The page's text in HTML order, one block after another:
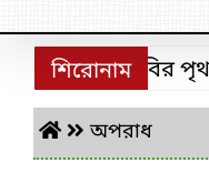
শিরোনাম
শ্রীমঙ্গলে ডিবির
অপরাধ